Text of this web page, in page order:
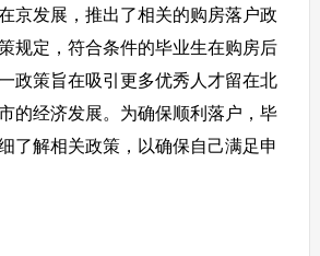
京发展，推出了相关的购房落户政
规定，符合条件的毕业生在购房后
政策旨在吸引更多优秀人才留在北
的经济发展。为确保顺利落户，毕
了解相关政策，以确保自己满足申